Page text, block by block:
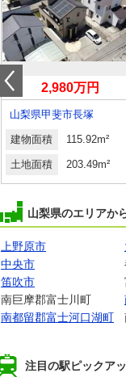
2,980万円
山梨県甲斐市長塚
建物面積 115.92m²
土地面積 203.49m²
山梨県のエリアか
上野原市
中央市
笛吹市
南巨摩郡富士川町
南都留郡富士河口湖町
注目の駅ピックア